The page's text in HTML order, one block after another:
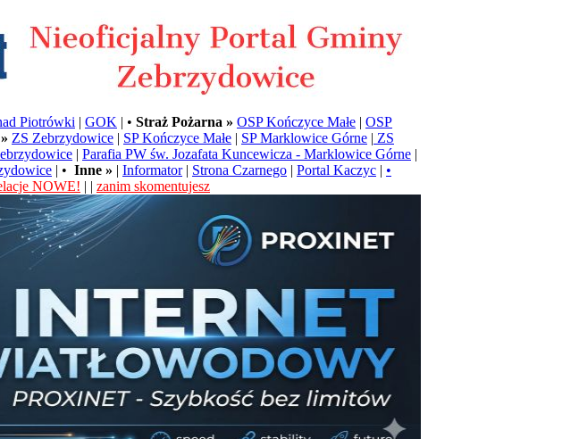
Piotrówki | GOK | • Straż Pożarna » OSP Kończyce Małe | OSP
ZS Zebrzydowice | SP Kończyce Małe | SP Marklowice Górne | ZS
| Parafia PW św. Jozafata Kuncewicza - Marklowice Górne |
| • Inne » | Informator| Strona Czarnego | Portal Kaczyc | •
NOWE! | | zanim skomentujesz